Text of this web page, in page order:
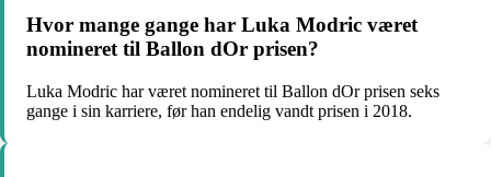
Hvor mange gange har Luka Modric været
nomineret til Ballon dOr prisen?
Luka Modric har været nomineret til Ballon dOr prisen seks
gange i sin karriere, før han endelig vandt prisen i 2018.